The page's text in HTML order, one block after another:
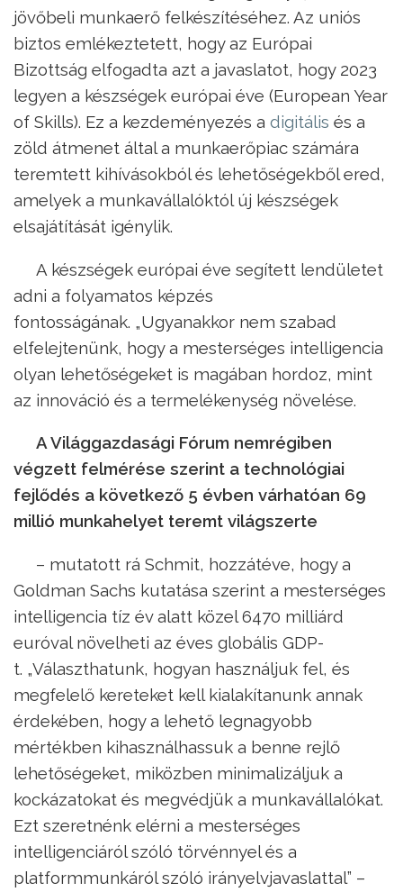
jövőbeli munkaerő felkészítéséhez. Az uniós
biztos emlékeztetett, hogy az Európai
Bizottság elfogadta azt a javaslatot, hogy 2023
legyen a készségek európai éve (European Year
of Skills). Ez a kezdeményezés a digitális és a
zöld átmenet által a munkaerőpiac számára
teremtett kihívásokból és lehetőségekből ered,
amelyek a munkavállalóktól új készségek
elsajátítását igénylik.
A készségek európai éve segített lendületet
adni a folyamatos képzés
fontosságának. „Ugyanakkor nem szabad
elfelejtenünk, hogy a mesterséges intelligencia
olyan lehetőségeket is magában hordoz, mint
az innováció és a termelékenység növelése.
A Világgazdasági Fórum nemrégiben
végzett felmérése szerint a technológiai
fejlődés a következő 5 évben várhatóan 69
millió munkahelyet teremt világszerte
– mutatott rá Schmit, hozzátéve, hogy a
Goldman Sachs kutatása szerint a mesterséges
intelligencia tíz év alatt közel 6470 milliárd
euróval növelheti az éves globális GDP-
t. „Választhatunk, hogyan használjuk fel, és
megfelelő kereteket kell kialakítanunk annak
érdekében, hogy a lehető legnagyobb
mértékben kihasználhassuk a benne rejlő
lehetőségeket, miközben minimalizáljuk a
kockázatokat és megvédjük a munkavállalókat.
Ezt szeretnénk elérni a mesterséges
intelligenciáról szóló törvénnyel és a
platformmunkáról szóló irányelvjavaslattal” –